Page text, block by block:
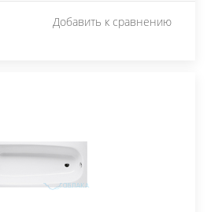
Добавить к сравнению